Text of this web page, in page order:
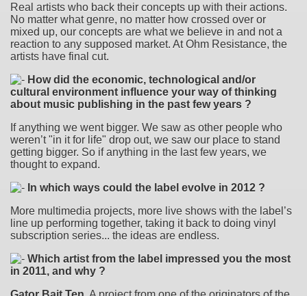
Real artists who back their concepts up with their actions.
No matter what genre, no matter how crossed over or
mixed up, our concepts are what we believe in and not a
reaction to any supposed market. At Ohm Resistance, the
artists have final cut.
How did the economic, technological and/or
cultural environment influence your way of thinking
about music publishing in the past few years ?
If anything we went bigger. We saw as other people who
weren’t "in it for life" drop out, we saw our place to stand
getting bigger. So if anything in the last few years, we
thought to expand.
In which ways could the label evolve in 2012 ?
More multimedia projects, more live shows with the label’s
line up performing together, taking it back to doing vinyl
subscription series... the ideas are endless.
Which artist from the label impressed you the most
in 2011, and why ?